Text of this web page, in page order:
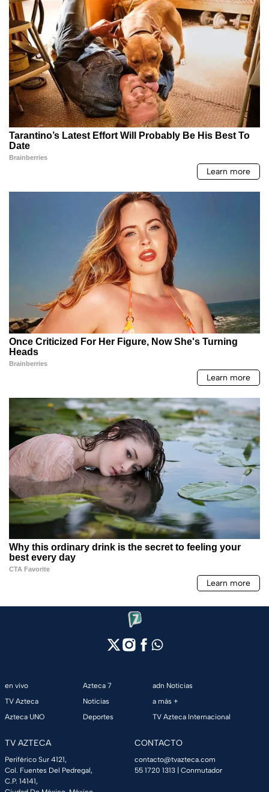
en vivo
TV Azteca
Azteca UNO
Azteca 7
Noticias
Deportes
adn Noticias
a más +
TV Azteca Internacional
TV AZTECA
Periférico Sur 4121,
Col. Fuentes Del Pedregal,
C.P. 14141,
CONTACTO
contacto@tvazteca.com
55 1720 1313 | Conmutador